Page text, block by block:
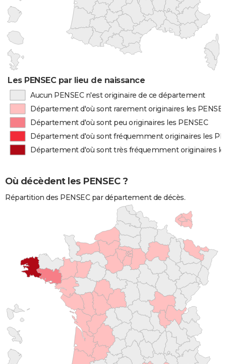
Les PENSEC par lieu de naissance
Aucun PENSEC n'est originaire de ce département
Département d'où sont rarement originaires les
Département d'où sont peu originaires les PENSEC
Département d'où sont fréquemment originaires les
Département d'où sont très fréquemment originaires
Où décèdent les PENSEC ?
Répartition des PENSEC par département de décès.